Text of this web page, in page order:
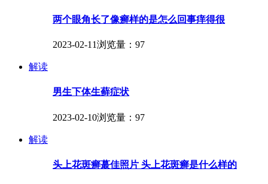
两个眼角长了像癣样的是怎么回事痒得很
2023-02-11浏览量：97
解读
男生下体生藓症状
2023-02-10浏览量：97
解读
头上花斑癣蕞佳照片 头上花斑癣是什么样的